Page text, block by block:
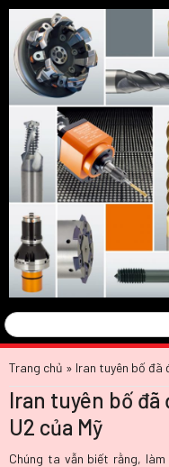
Tìm
kiếm:
Trang chủ » Iran tuyên bố đã
Iran tuyên bố đã
U2 của Mỹ
Chúng ta vẫn biết rằng,